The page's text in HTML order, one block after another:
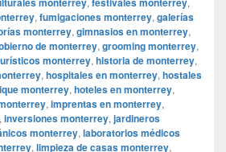
, fumigaciones monterrey, galerías
monterrey, gimnasios en monterrey,
de monterrey, grooming monterrey,
monterrey, historia de monterrey,
, hospitales en monterrey, hostales
monterrey, hoteles en monterrey,
, imprentas en monterrey,
, inversiones monterrey, jardineros
monterrey, laboratorios médicos
, limpieza de casas monterrey,